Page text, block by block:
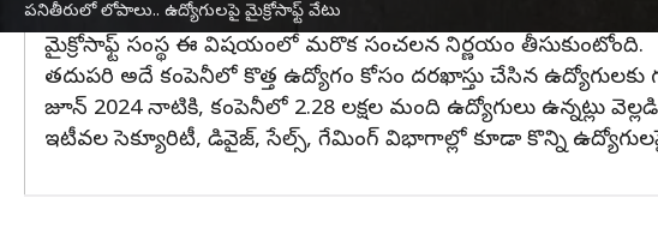
పనితీరులో లోపాలు.. ఉద్యోగులపై మైక్రోసాఫ్ట్‌ వేటు
లేఖలో ఉద్యోగులను అన్ని విధానాల నుంచి రిలీవ్‌ చేస్తున్నట్లు పేర్కొనడంతో,
మైక్రోసాఫ్ట్‌ సంస్థ ఈ విషయంలో మరొక సంచలన నిర్ణయం తీసుకుంటోంది.
తదుపరి అదే కంపెనీలో కొత్త ఉద్యోగం కోసం దరఖాస్తు చేసిన
జూన్ 2024 నాటికి, కంపెనీలో 2.28 లక్షల మంది ఉద్యోగులు ఉన్నట్లు
ఇటీవల సెక్యూరిటీ, డివైజ్‌, సేల్స్‌, గేమింగ్‌ విభాగాల్లో కూడా కొన్ని